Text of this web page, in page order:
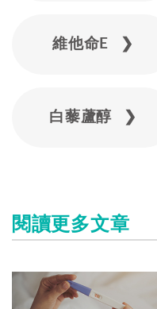
維他命E ❯
白藜蘆醇 ❯
閱讀更多文章